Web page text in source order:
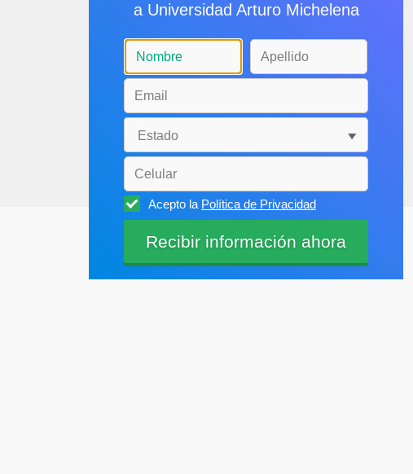
a Universidad Arturo Michelena
Acepto la Política de Privacidad